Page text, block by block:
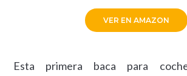
VER EN AMAZON
Esta primera baca para